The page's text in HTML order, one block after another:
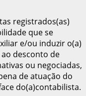
registrados(as)
que se
e/ou induzir o(a)
desconto de
ou negociadas,
de atuação do
do(a)contabilista.